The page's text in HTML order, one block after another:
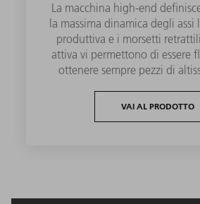
La macchina high-end
la massima dinamica degli
produttiva e i morsetti
attiva vi permettono di essere
ottenere sempre pezzi di
VAI AL PRODOTTO